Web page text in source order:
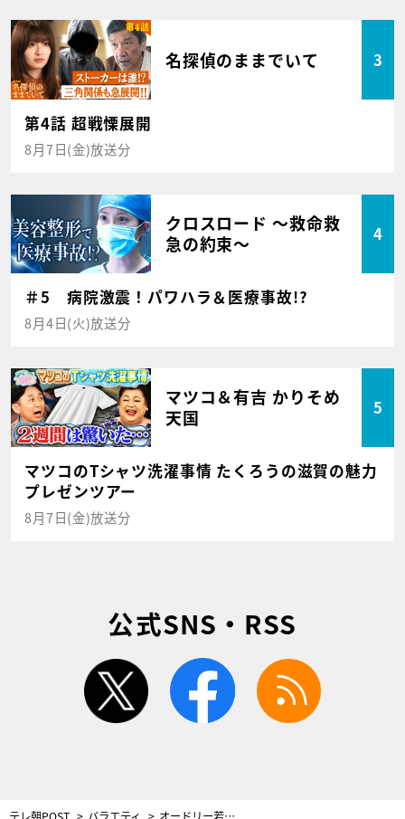
名探偵のままでいて 3
第4話 超戦慄展開
8月7日(金)放送分
クロスロード ～救命救
急の約束～
4
＃5 病院激震！パワハラ＆医療事故!?
8月4日(火)放送分
マツコ＆有吉 かりそめ
天国
5
マツコのTシャツ洗濯事情 たくろうの滋賀の魅力
プレゼンツアー
8月7日(金)放送分
公式SNS・RSS
twitter facebook